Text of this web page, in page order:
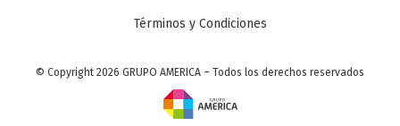
Términos y Condiciones
© Copyright 2026 GRUPO AMERICA – Todos los derechos reservados